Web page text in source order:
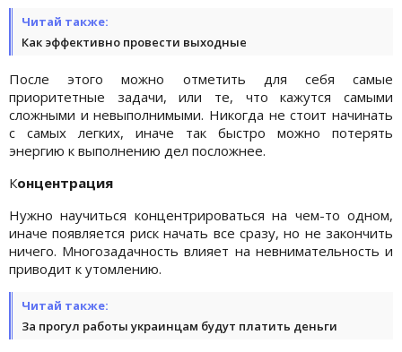
Читай также:
Как эффективно провести выходные
После этого можно отметить для себя самые
приоритетные задачи, или те, что кажутся самыми
сложными и невыполнимыми. Никогда не стоит начинать
с самых легких, иначе так быстро можно потерять
энергию к выполнению дел посложнее.
Концентрация
Нужно научиться концентрироваться на чем-то одном,
иначе появляется риск начать все сразу, но не закончить
ничего. Многозадачность влияет на невнимательность и
приводит к утомлению.
Читай также:
За прогул работы украинцам будут платить деньги